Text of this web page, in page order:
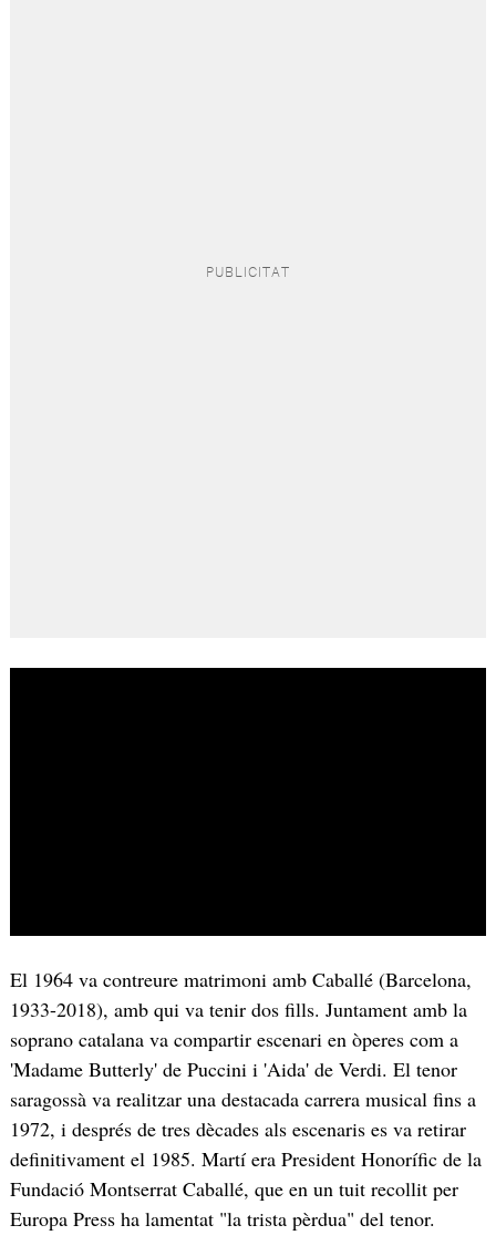
El 1964 va contreure matrimoni amb Caballé (Barcelona,
1933-2018), amb qui va tenir dos fills. Juntament amb la
soprano catalana va compartir escenari en òperes com a
'Madame Butterly' de Puccini i 'Aida' de Verdi. El tenor
saragossà va realitzar una destacada carrera musical fins a
1972, i després de tres dècades als escenaris es va retirar
definitivament el 1985. Martí era President Honorífic de la
Fundació Montserrat Caballé, que en un tuit recollit per
Europa Press ha lamentat "la trista pèrdua" del tenor.